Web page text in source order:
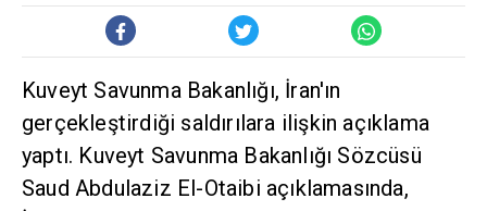
Kuveyt Savunma Bakanlığı, İran'ın
gerçekleştirdiği saldırılara ilişkin açıklama
yaptı. Kuveyt Savunma Bakanlığı Sözcüsü
Saud Abdulaziz El-Otaibi açıklamasında,